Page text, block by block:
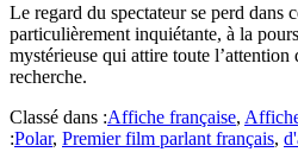
Le regard du spectateur se perd dans
particulièrement inquiétante, à la
mystérieuse qui attire toute l’attention
recherche.
Classé dans :Affiche française,
:Polar, Premier film parlant français,